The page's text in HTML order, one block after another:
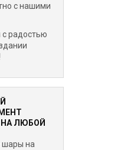
с нашими
с радостью
ЛЮБОЙ
шары на